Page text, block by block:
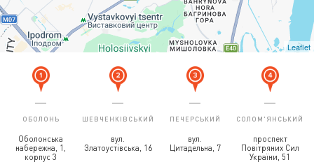
Leaflet
ОБОЛОНЬ
Оболонська
набережна, 1,
корпус 3
ШЕВЧЕНКІВСЬКИЙ
вул.
Златоустівська, 16
ПЕЧЕРСЬКИЙ
вул.
Цитадельна, 7
СОЛОМ'ЯНСЬКИЙ
проспект
Повітряних Сил
України, 51